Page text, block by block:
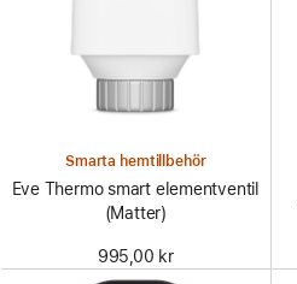
Smarta hemtillbehör
Eve Thermo smart elementventil
(Matter)
995,00 kr